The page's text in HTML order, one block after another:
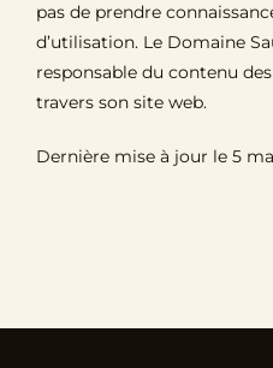
pas de prendre
d’utilisation. Le Domaine
responsable du contenu
travers son site web.
Dernière mise à jour le 5